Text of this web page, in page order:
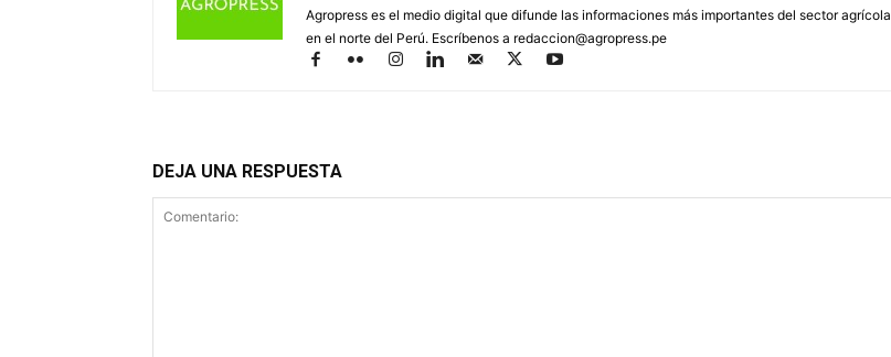
Agropress es el medio digital que difunde las informaciones más importantes del sector agrícola
en el norte del Perú. Escríbenos a redaccion@agropress.pe
DEJA UNA RESPUESTA